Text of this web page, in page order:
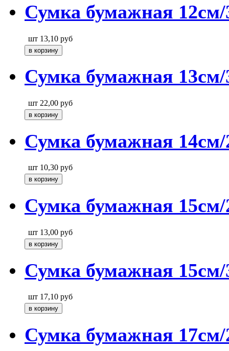
Сумка бумажная
шт 13,10 руб
Сумка бумажная
шт 22,00 руб
Сумка бумажная
шт 10,30 руб
Сумка бумажная
шт 13,00 руб
Сумка бумажная 15см/
шт 17,10 руб
Сумка бумажная